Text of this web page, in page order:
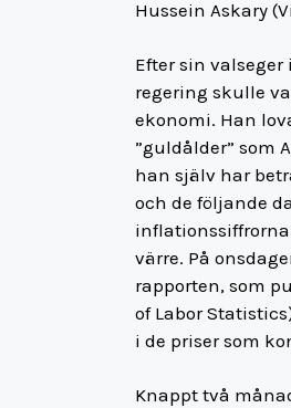
Hussein Askary
Efter sin
regering skulle
ekonomi. Han
”guldålder” som
han själv har
och de följande
värre. På
rapporten, som
of Labor
i de priser som
Knappt två